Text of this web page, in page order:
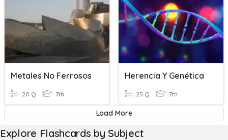
Metales No Ferrosos
20 Q 7th
Herencia Y Genética
25 Q 7th
Load More
Explore Flashcards by Subject